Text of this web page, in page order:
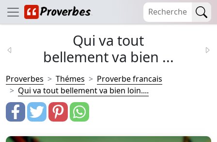
Qui va tout
bellement va bien ...
Proverbes Thémes
Proverbe francais
Qui va tout bellement va bien loin....